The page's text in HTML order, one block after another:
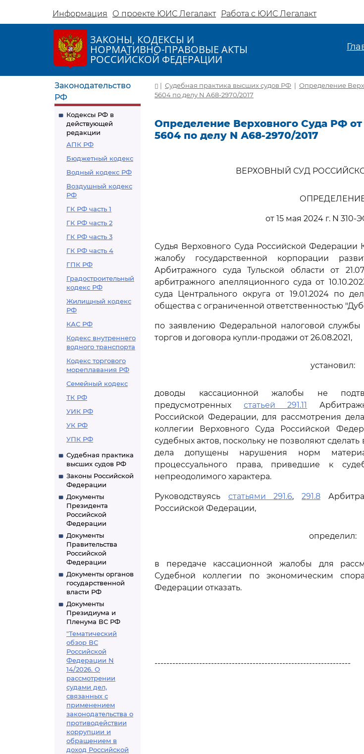
Информация О проекте ЮИС Легалакт Работа с ЮИС Легалакт
ЗАКОНЫ, КОДЕКСЫ И
НОРМАТИВНО-ПРАВОВЫЕ АКТЫ
РОССИЙСКОЙ ФЕДЕРАЦИИ
Законодательство
РФ
Кодексы РФ в
действующей
редакции
АПК РФ
Бюджетный кодекс
Водный кодекс РФ
Воздушный кодекс
РФ
ГК РФ часть 1
ГК РФ часть 2
ГК РФ часть 3
ГК РФ часть 4
ГПК РФ
Градостроительный
кодекс РФ
Жилищный кодекс
РФ
КАС РФ
Кодекс внутреннего
водного транспорта
Кодекс торгового
мореплавания РФ
Семейный кодекс
ТК РФ
УИК РФ
УК РФ
УПК РФ
Судебная практика
высших судов РФ
Законы Российской
Федерации
Документы
Президента
Российской
Федерации
Документы
Правительства
Российской
Федерации
Документы органов
государственной
власти РФ
Документы
Президиума и
Пленума ВС РФ
"Тематический
обзор ВС
Российской
Федерации N
14/2026. О
рассмотрении
судами дел,
связанных с
применением
законодательства о
противодействии
коррупции и
обращением в
доход Российской
| Судебная практика высших судов РФ | Определение
5604 по делу N А68-2970/2017
Определение Верховного Суда РФ от
5604 по делу N А68-2970/2017
ВЕРХОВНЫЙ СУД
от 15 мая 2024 г. N 310-
Судья Верховного Суда Российской Федерации
жалобу государственной корпорации
Арбитражного суда Тульской области от
арбитражного апелляционного суда от
суда Центрального округа от 19.01.2024 по
общества с ограниченной ответственностью
по заявлению Федеральной налоговой
торгов и договора купли-продажи от 26.08.2021,
установил:
доводы кассационной жалобы не
предусмотренных статьей 291.11
Российской Федерации, для рассмотрения
коллегии Верховного Суда Российской
судебных актов, поскольку не позволяют
дела допущены нарушения норм
процессуального права, приведшие к
непреодолимого характера.
Руководствуясь статьями 291.6,291.8
Российской Федерации,
определил:
в передаче кассационной жалобы для
Судебной коллегии по экономическим
Федерации отказать.
------------------------------------------------------------------